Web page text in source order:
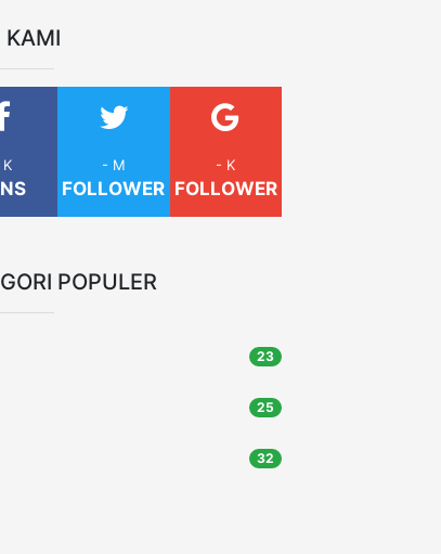
KAMI
- M
FOLLOWER
- K
FOLLOWER
POPULER
23
25
32